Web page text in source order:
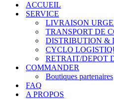
navigationACCUEIL
SERVICE
LIVRAISON
TRANSPORT DE
DISTRIBUTION &
CYCLO
RETRAIT/DEPOT
COMMANDER
Boutiques partenaires
FAQ
A PROPOS